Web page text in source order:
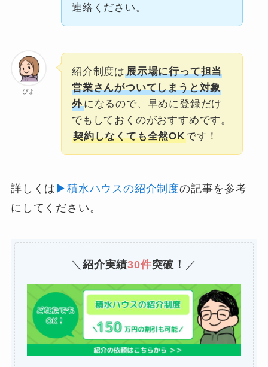
連絡ください。
ぴよ
紹介制度は 展示場に行って担当
営業さんがついてしまうと対象
外になるので、早めに登録だけ
でもしておくのがおすすめです。
契約しなくても全然OKです！
詳しくは ▶積水ハウスの紹介制度の記事を参考
にしてください。
＼ 紹介実績30件突破！ ／